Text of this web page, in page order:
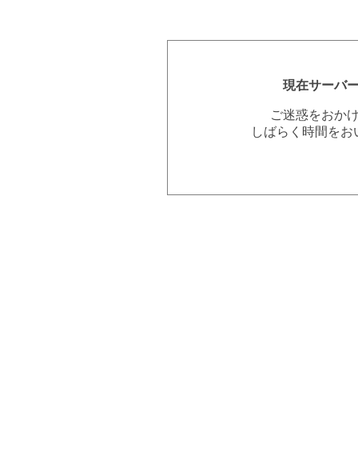
現在サーバ
ご迷惑をおか
しばらく時間を